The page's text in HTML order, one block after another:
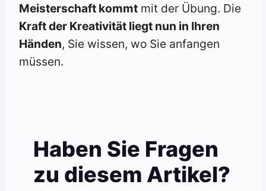
Meisterschaft kommt mit der Übung. Die
Kraft der Kreativität liegt nun in Ihren
Händen, Sie wissen, wo Sie anfangen
müssen.
Haben Sie Fragen
zu diesem Artikel?